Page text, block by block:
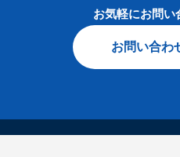
お気軽にお問い
お問い合わ